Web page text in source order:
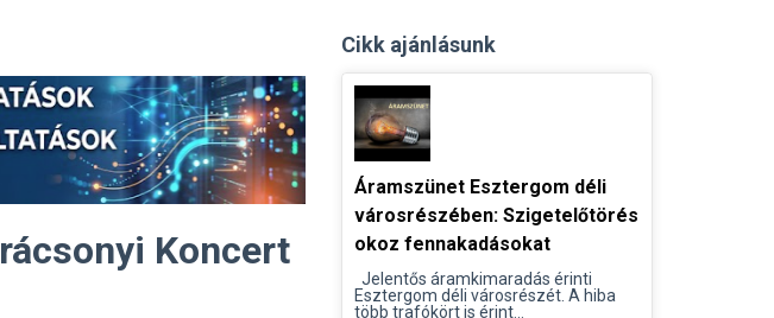
Koncert
Cikk ajánlásunk
Áramszünet Esztergom déli
városrészében: Szigetelőtörés
okoz fennakadásokat
Jelentős áramkimaradás érinti
Esztergom déli városrészét. A hiba
több trafókört is érint...